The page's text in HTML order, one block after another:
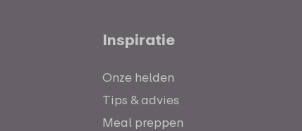
Inspiratie
Onze helden
Tips & advies
Meal preppen